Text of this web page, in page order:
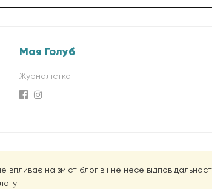
Мая Голуб
Журналістка
впливає на зміст блогів і не несе